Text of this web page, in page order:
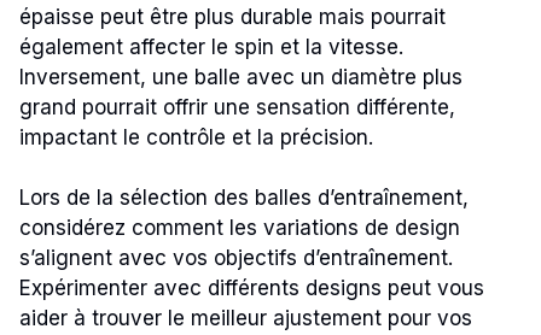
épaisse peut être plus durable mais pourrait
également affecter le spin et la vitesse.
Inversement, une balle avec un diamètre plus
grand pourrait offrir une sensation différente,
impactant le contrôle et la précision.
Lors de la sélection des balles d’entraînement,
considérez comment les variations de design
s’alignent avec vos objectifs d’entraînement.
Expérimenter avec différents designs peut vous
aider à trouver le meilleur ajustement pour vos